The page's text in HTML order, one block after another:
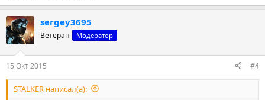
sergey3695
Ветеран Модератор
15 Окт 2015 #4
STALKER написал(а):